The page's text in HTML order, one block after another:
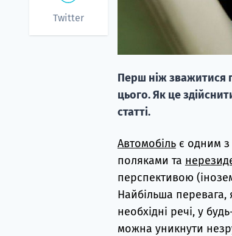
Twitter
Перш ніж зважитися
цього. Як це
статті.
Автомобільє одним з
поляками та
перспективою
Найбільша
необхідні речі, у
можна уникнути